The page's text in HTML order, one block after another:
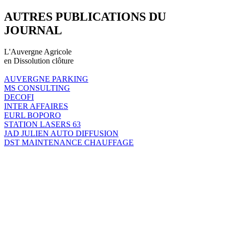
AUTRES PUBLICATIONS DU
JOURNAL
L'Auvergne Agricole
en Dissolution clôture
AUVERGNE PARKING
MS CONSULTING
DECOFI
INTER AFFAIRES
EURL BOPORO
STATION LASERS 63
JAD JULIEN AUTO DIFFUSION
DST MAINTENANCE CHAUFFAGE